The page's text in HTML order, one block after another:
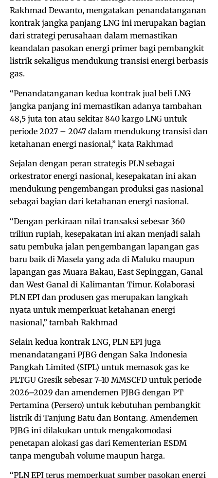
Rakhmad Dewanto, mengatakan penandatanganan
kontrak jangka panjang LNG ini merupakan bagian
dari strategi perusahaan dalam memastikan
keandalan pasokan energi primer bagi pembangkit
listrik sekaligus mendukung transisi energi berbasis
gas.
“Penandatanganan kedua kontrak jual beli LNG
jangka panjang ini memastikan adanya tambahan
48,5 juta ton atau sekitar 840 kargo LNG untuk
periode 2027 – 2047 dalam mendukung transisi dan
ketahanan energi nasional,” kata Rakhmad
Sejalan dengan peran strategis PLN sebagai
orkestrator energi nasional, kesepakatan ini akan
mendukung pengembangan produksi gas nasional
sebagai bagian dari ketahanan energi nasional.
“Dengan perkiraan nilai transaksi sebesar 360
triliun rupiah, kesepakatan ini akan menjadi salah
satu pembuka jalan pengembangan lapangan gas
baru baik di Masela yang ada di Maluku maupun
lapangan gas Muara Bakau, East Sepinggan, Ganal
dan West Ganal di Kalimantan Timur. Kolaborasi
PLN EPI dan produsen gas merupakan langkah
nyata untuk memperkuat ketahanan energi
nasional,” tambah Rakhmad
Selain kedua kontrak LNG, PLN EPI juga
menandatangani PJBG dengan Saka Indonesia
Pangkah Limited (SIPL) untuk memasok gas ke
PLTGU Gresik sebesar 7-10 MMSCFD untuk periode
2026–2029 dan amendemen PJBG dengan PT
Pertamina (Persero) untuk kebutuhan pembangkit
listrik di Tanjung Batu dan Bontang. Amendemen
PJBG ini dilakukan untuk mengakomodasi
penetapan alokasi gas dari Kementerian ESDM
tanpa mengubah volume maupun harga.
“PLN EPI terus memperkuat sumber pasokan energi